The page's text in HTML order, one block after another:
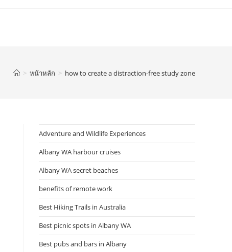
> หน้าหลัก > how to create a distraction-free study zone
Adventure and Wildlife Experiences
Albany WA harbour cruises
Albany WA secret beaches
benefits of remote work
Best Hiking Trails in Australia
Best picnic spots in Albany WA
Best pubs and bars in Albany